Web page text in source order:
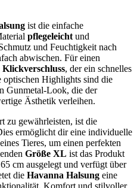
ist die einfache
pflegeleicht und
und Feuchtigkeit nach
abwischen. Für einen
Klickverschluss, der ein schnelles
Highlights sind die
Gunmetal-Look, die der
Ästhetik verleihen.
zu gewährleisten, ist die
ermöglicht dir eine individuelle
Tieres, um einen perfekten
Größe XL ist das Produkt
cm ausgelegt und verfügt über
die Havanna Halsung eine
Komfort und stilvoller